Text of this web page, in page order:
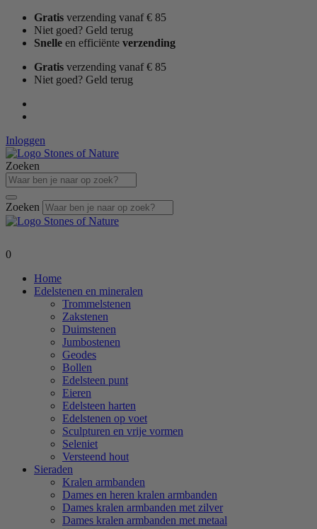
naar
Gratis verzending vanaf € 85
Niet goed? Geld terug
Snelle en efficiënte verzending
Gratis verzending vanaf € 85
Niet goed? Geld terug
Inloggen
Zoeken
Zoeken
0
Home
Edelstenen en mineralen
Trommelstenen
Zakstenen
Duimstenen
Jumbostenen
Geodes
Bollen
Edelsteen punt
Eieren
Edelsteen harten
Edelstenen op voet
Sculpturen en vrije vormen
Seleniet
Versteend hout
Sieraden
Kralen armbanden
Dames en heren kralen armbanden
Dames kralen armbanden met zilver
Dames kralen armbanden met metaal